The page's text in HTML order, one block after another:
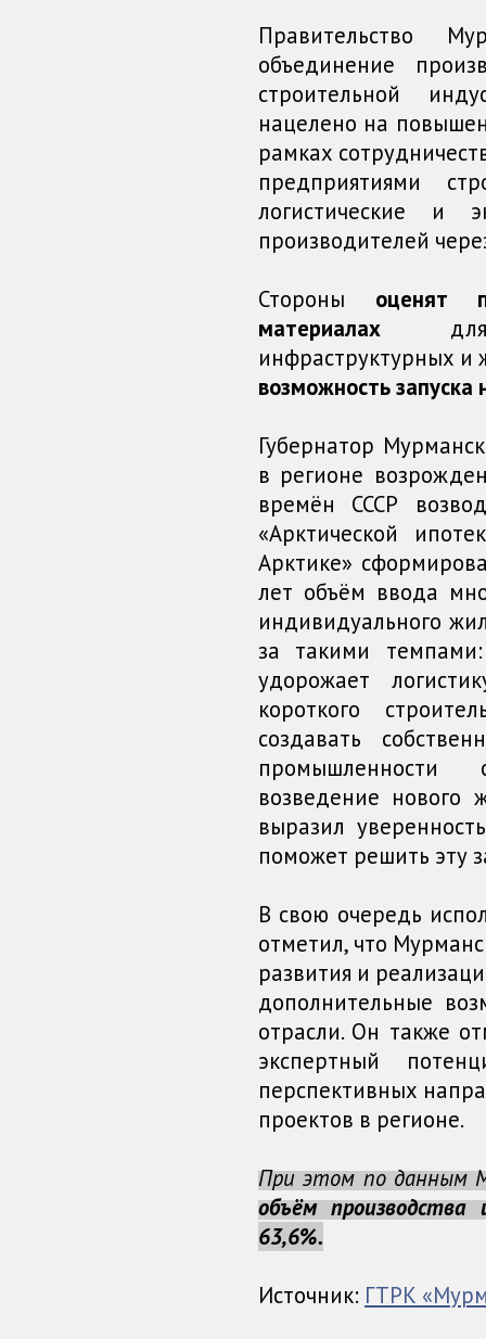
Правительство
объединение
строительной
нацелено на
рамках
предприятиями
логистические и
производителей
Стороны оценят
материалах для
инфраструктурных и
возможность запуска
Губернатор
в регионе
времён СССР
«Арктической
Арктике»
лет объём ввода
индивидуального
за такими
удорожает
короткого
создавать
промышленности
возведение нового
выразил
поможет решить эту
В свою очередь
отметил, что
развития и
дополнительные
отрасли. Он также
экспертный
перспективных
проектов в регионе.
При этом по данным
объём
63,6%.
Источник: ГТРК